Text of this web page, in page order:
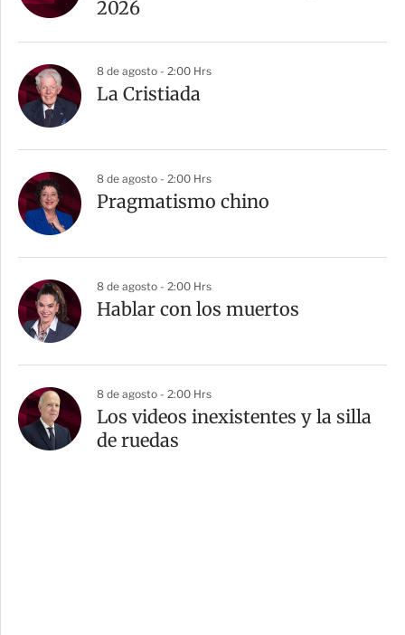
2026
8 de agosto - 2:00 Hrs
La Cristiada
8 de agosto - 2:00 Hrs
Pragmatismo chino
8 de agosto - 2:00 Hrs
Hablar con los muertos
8 de agosto - 2:00 Hrs
Los videos inexistentes y la silla
de ruedas